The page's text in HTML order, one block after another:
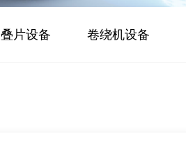
叠片设备 卷绕机设备